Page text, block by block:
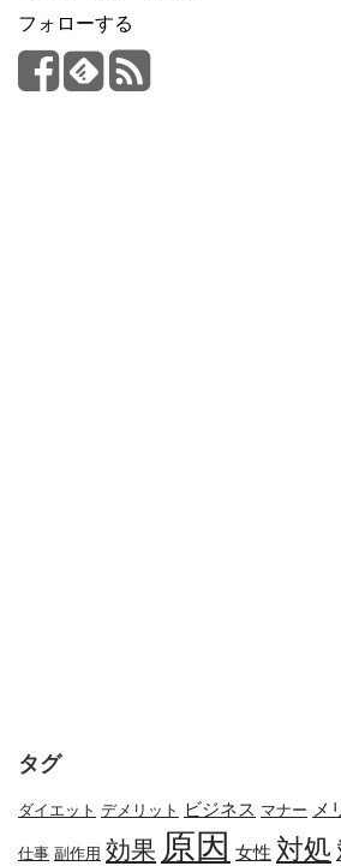
フォローする
タグ
ダイエット デメリット ビジネス マナー メ
仕事 副作用 効果 原因 女性 対処